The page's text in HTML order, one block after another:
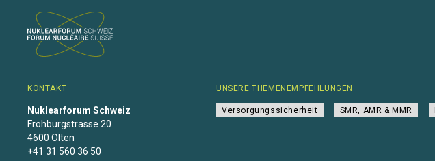
KONTAKT
Nuklearforum Schweiz
Frohburgstrasse 20
4600 Olten
+41 31 560 36 50
UNSERE THEMENEMPFEHLUNGEN
Versorgungssicherheit SMR, AMR & MMR